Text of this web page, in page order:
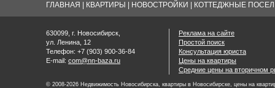
ГЛАВНАЯ КВАРТИРЫ НОВОСТРОЙКИ КОТТЕДЖНЫЕ
630099, г. Новосибирск,
ул. Ленина, 12
Телефон: +7 (903) 900-36-84
E-mail: com@nn-baza.ru
Реклама на сайте
Простой поиск
Консультация юриста
Цены на квартиры
Средние цены на вторичном
© 2008-2026 Недвижимость Новосибирска, квартиры в Новосибирске, цены на